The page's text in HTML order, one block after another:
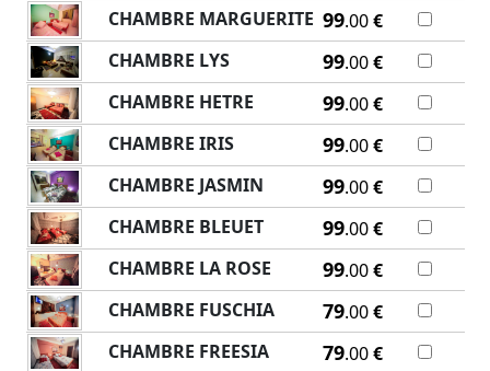
CHAMBRE MARGUERITE 99.00€
CHAMBRE LYS
99.00€
CHAMBRE HETRE
99.00€
CHAMBRE IRIS
99.00€
CHAMBRE JASMIN
99.00€
CHAMBRE BLEUET
99.00€
CHAMBRE LA ROSE
99.00€
CHAMBRE FUSCHIA
79.00€
CHAMBRE FREESIA
79.00€